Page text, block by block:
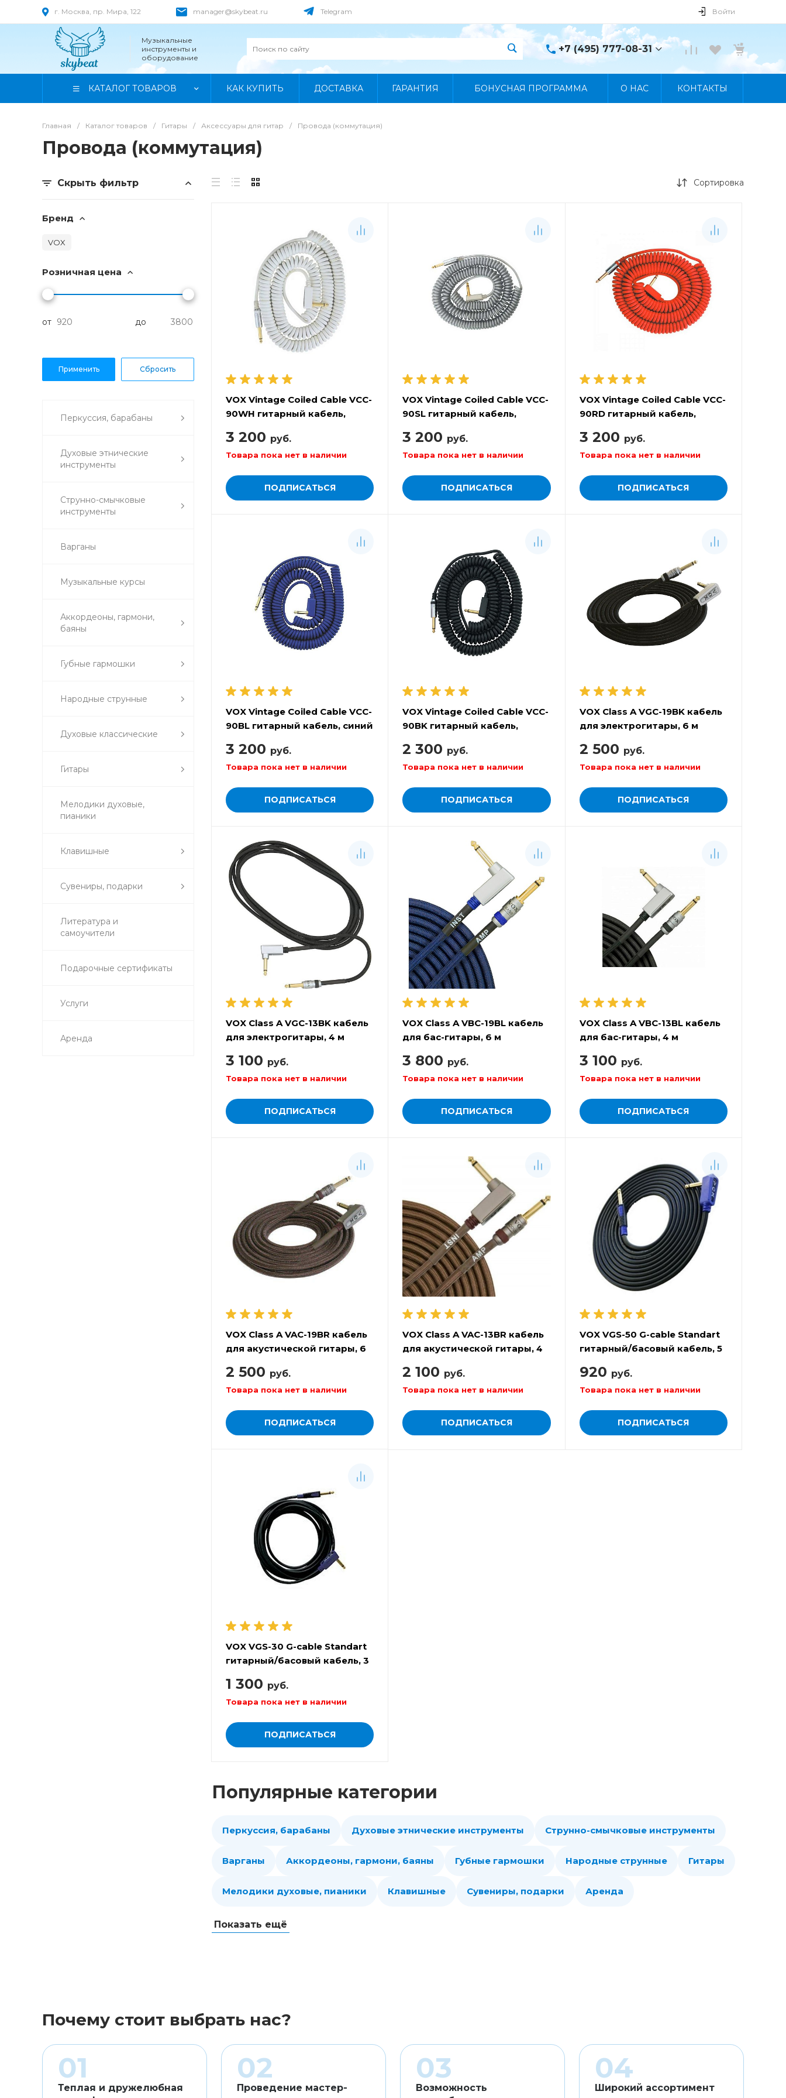
г. Москва, пр. Мира, 122 manager@skybeat.ru Telegram Войти
Музыкальные
инструменты и
оборудование
+7 (495) 777-08-31
+7 (495) 777-08-31
КАТАЛОГ ТОВАРОВ КАК КУПИТЬ ДОСТАВКА ГАРАНТИЯ БОНУСНАЯ ПРОГРАММА О НАС КОНТАКТЫ
Главная / Каталог товаров / Гитары / Аксессуары для гитар / Провода (коммутация)
Провода (коммутация)
Скрыть фильтр
Розничная цена
от до
Бренд
VOX
Перкуссия, барабаны
Духовые этнические
инструменты
Струнно-смычковые
инструменты
Варганы
Музыкальные курсы
Аккордеоны, гармони,
баяны
Губные гармошки
Народные струнные
Духовые классические
Гитары
Мелодики духовые,
пианики
Клавишные
Сувениры, подарки
Литература и
самоучители
Подарочные сертификаты
Услуги
Аренда
Сортировка
VOX Vintage Coiled Cable VCC-
90WH гитарный кабель,
3 200 руб.
Товара пока нет в наличии
ПОДПИСАТЬСЯ
VOX Vintage Coiled Cable VCC-
90SL гитарный кабель,
3 200 руб.
Товара пока нет в наличии
ПОДПИСАТЬСЯ
VOX Vintage Coiled Cable VCC-
90RD гитарный кабель,
3 200 руб.
Товара пока нет в наличии
ПОДПИСАТЬСЯ
VOX Vintage Coiled Cable VCC-
90BL гитарный кабель, синий
3 200 руб.
Товара пока нет в наличии
ПОДПИСАТЬСЯ
VOX Vintage Coiled Cable VCC-
90BK гитарный кабель,
2 300 руб.
Товара пока нет в наличии
ПОДПИСАТЬСЯ
VOX Class A VGC-19BK кабель
для электрогитары, 6 м
2 500 руб.
Товара пока нет в наличии
ПОДПИСАТЬСЯ
VOX Class A VGC-13BK кабель
для электрогитары, 4 м
3 100 руб.
Товара пока нет в наличии
ПОДПИСАТЬСЯ
VOX Class A VBC-19BL кабель
для бас-гитары, 6 м
3 800 руб.
Товара пока нет в наличии
ПОДПИСАТЬСЯ
VOX Class A VBC-13BL кабель
для бас-гитары, 4 м
3 100 руб.
Товара пока нет в наличии
ПОДПИСАТЬСЯ
VOX Class A VAC-19BR кабель
для акустической гитары, 6
2 500 руб.
Товара пока нет в наличии
ПОДПИСАТЬСЯ
VOX Class A VAC-13BR кабель
для акустической гитары, 4
2 100 руб.
Товара пока нет в наличии
ПОДПИСАТЬСЯ
VOX VGS-50 G-cable Standart
гитарный/басовый кабель, 5
920 руб.
Товара пока нет в наличии
ПОДПИСАТЬСЯ
VOX VGS-30 G-cable Standart
гитарный/басовый кабель, 3
1 300 руб.
Товара пока нет в наличии
ПОДПИСАТЬСЯ
Популярные категории
Перкуссия, барабаны Духовые этнические инструменты Струнно-смычковые инструменты
Варганы Аккордеоны, гармони, баяны Губные гармошки Народные струнные Гитары
Мелодики духовые, пианики Клавишные Сувениры, подарки Аренда
Показать ещё
Почему стоит выбрать нас?
Теплая и дружелюбная
Проведение мастер-
Возможность
Широкий ассортимент